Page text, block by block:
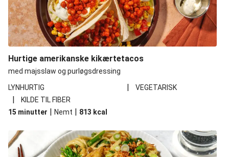
Hurtige amerikanske kikærtetacos
med majsslaw og purløgsdressing
LYNHURTIG
| VEGETARISK
|
KILDE TIL FIBER
15 minutter | Nemt | 813 kcal